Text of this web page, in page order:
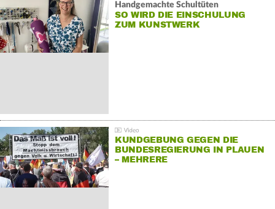
Handgemachte Schultüten
SO WIRD DIE EINSCHULUNG
ZUM KUNSTWERK
KUNDGEBUNG GEGEN DIE
BUNDESREGIERUNG IN PLAUEN
– MEHRERE